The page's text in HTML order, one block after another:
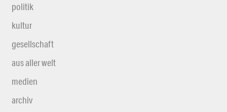
politik
kultur
gesellschaft
aus aller welt
medien
archiv